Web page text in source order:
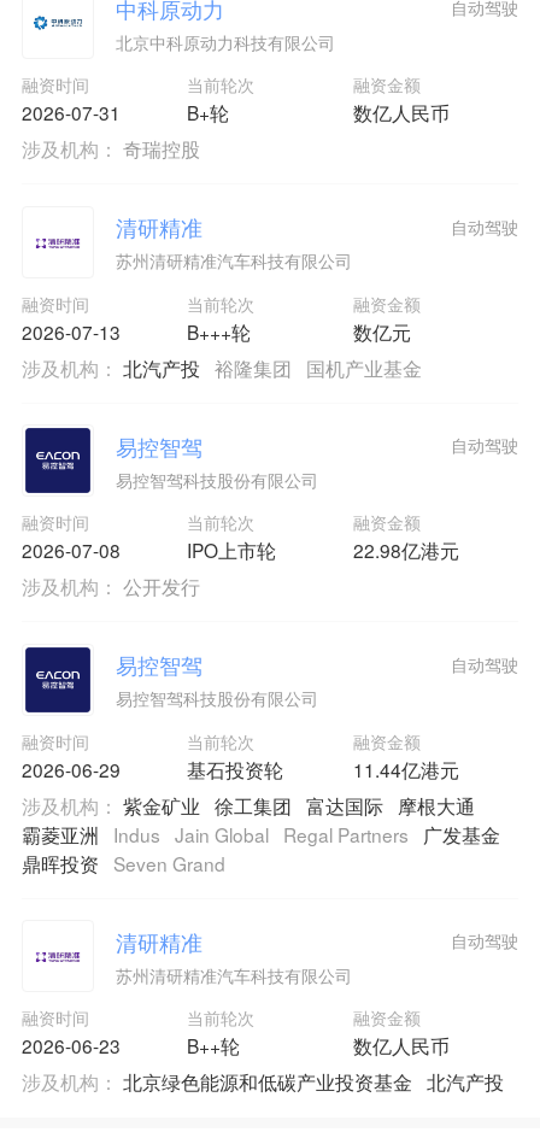
中科原动力
北京中科原动力科技有限公司
融资时间
2026-07-31
当前轮次
B+轮
融资金额
数亿人民币
自动驾驶
涉及机构： 奇瑞控股
清研精准
苏州清研精准汽车科技有限公司
融资时间
2026-07-13
当前轮次
B+++轮
融资金额
数亿元
自动驾驶
涉及机构： 北汽产投 裕隆集团 国机产业基金
易控智驾
易控智驾科技股份有限公司
融资时间
2026-07-08
当前轮次
IPO上市轮
融资金额
22.98亿港元
自动驾驶
涉及机构： 公开发行
易控智驾
易控智驾科技股份有限公司
融资时间
2026-06-29
当前轮次
基石投资轮
融资金额
11.44亿港元
自动驾驶
涉及机构： 紫金矿业 徐工集团 富达国际
摩根大通
霸菱亚洲
Indus Jain Global Regal Partners
广发基金
鼎晖投资
Seven Grand
清研精准
苏州清研精准汽车科技有限公司
融资时间
2026-06-23
当前轮次
B++轮
融资金额
数亿人民币
自动驾驶
涉及机构： 北京绿色能源和低碳产业投资基金 北汽产投